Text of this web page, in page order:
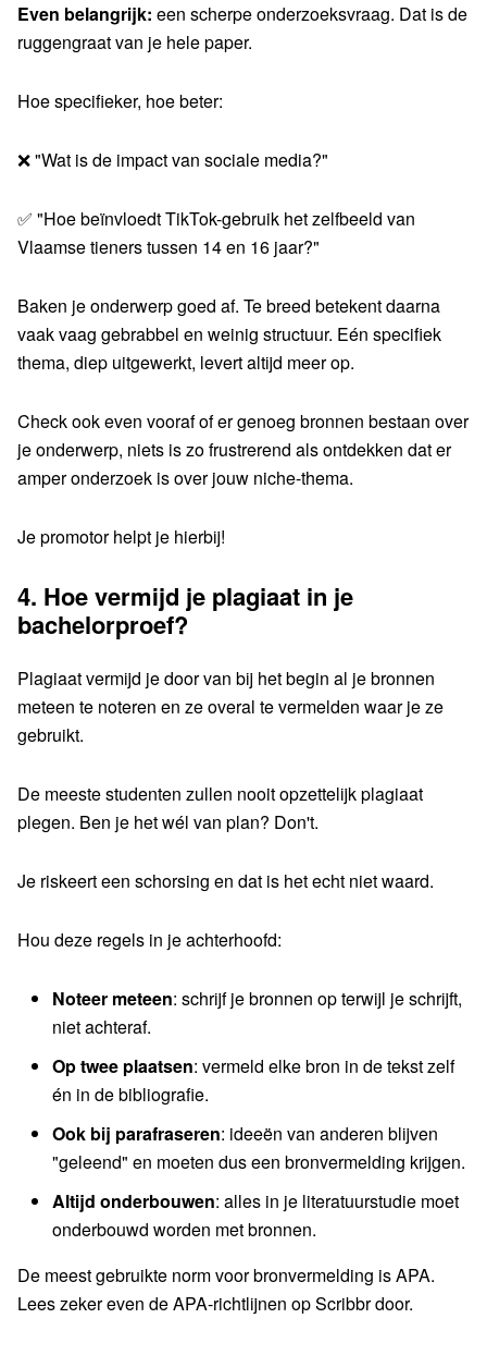
Even belangrijk: een scherpe onderzoeksvraag. Dat is de
ruggengraat van je hele paper.
Hoe specifieker, hoe beter:
❌ "Wat is de impact van sociale media?"
✅ "Hoe beïnvloedt TikTok-gebruik het zelfbeeld van
Vlaamse tieners tussen 14 en 16 jaar?"
Baken je onderwerp goed af. Te breed betekent daarna
vaak vaag gebrabbel en weinig structuur. Eén specifiek
thema, diep uitgewerkt, levert altijd meer op.
Check ook even vooraf of er genoeg bronnen bestaan over
je onderwerp, niets is zo frustrerend als ontdekken dat er
amper onderzoek is over jouw niche-thema.
Je promotor helpt je hierbij!
4. Hoe vermijd je plagiaat in je
bachelorproef?
Plagiaat vermijd je door van bij het begin al je bronnen
meteen te noteren en ze overal te vermelden waar je ze
gebruikt.
De meeste studenten zullen nooit opzettelijk plagiaat
plegen. Ben je het wél van plan? Don't.
Je riskeert een schorsing en dat is het echt niet waard.
Hou deze regels in je achterhoofd:
Noteer meteen: schrijf je bronnen op terwijl je schrijft,
niet achteraf.
Op twee plaatsen: vermeld elke bron in de tekst zelf
én in de bibliografie.
Ook bij parafraseren: ideeën van anderen blijven
"geleend" en moeten dus een bronvermelding krijgen.
Altijd onderbouwen: alles in je literatuurstudie moet
onderbouwd worden met bronnen.
De meest gebruikte norm voor bronvermelding is APA.
Lees zeker even de APA-richtlijnen op Scribbr door.